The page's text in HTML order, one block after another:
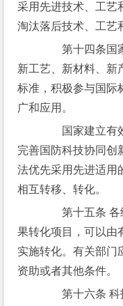
采用先进技术、工艺
淘汰落后技术、工艺
第十四条国家
新工艺、新材料、新
标准，积极参与国际
广和应用。
国家建立有效
完善国防科技协同创
法优先采用先进适用
相互转移、转化。
第十五条 各
果转化项目，可以由
实施转化。有关部门
资助或者其他条件。
第十六条 科